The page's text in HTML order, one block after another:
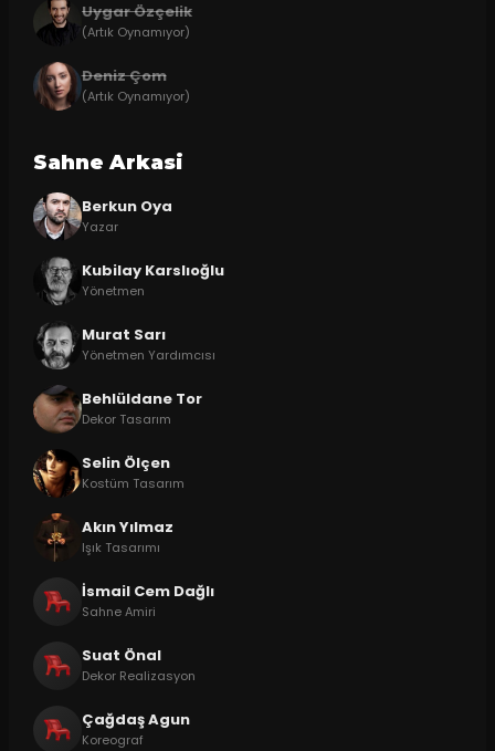
Uygar Özçelik
(Artık Oynamıyor)
Deniz Çom
(Artık Oynamıyor)
Sahne Arkasi
Berkun Oya
Yazar
Kubilay Karslıoğlu
Yönetmen
Murat Sarı
Yönetmen Yardımcısı
Behlüldane Tor
Dekor Tasarım
Selin Ölçen
Kostüm Tasarım
Akın Yılmaz
Işık Tasarımı
İsmail Cem Dağlı
Sahne Amiri
Suat Önal
Dekor Realizasyon
Çağdaş Agun
Koreograf